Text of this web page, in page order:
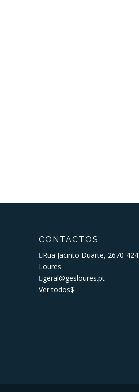
CONTACTOS
Rua Jacinto Duarte, 2670-424
Loures
geral@gesloures.pt
Ver todos$